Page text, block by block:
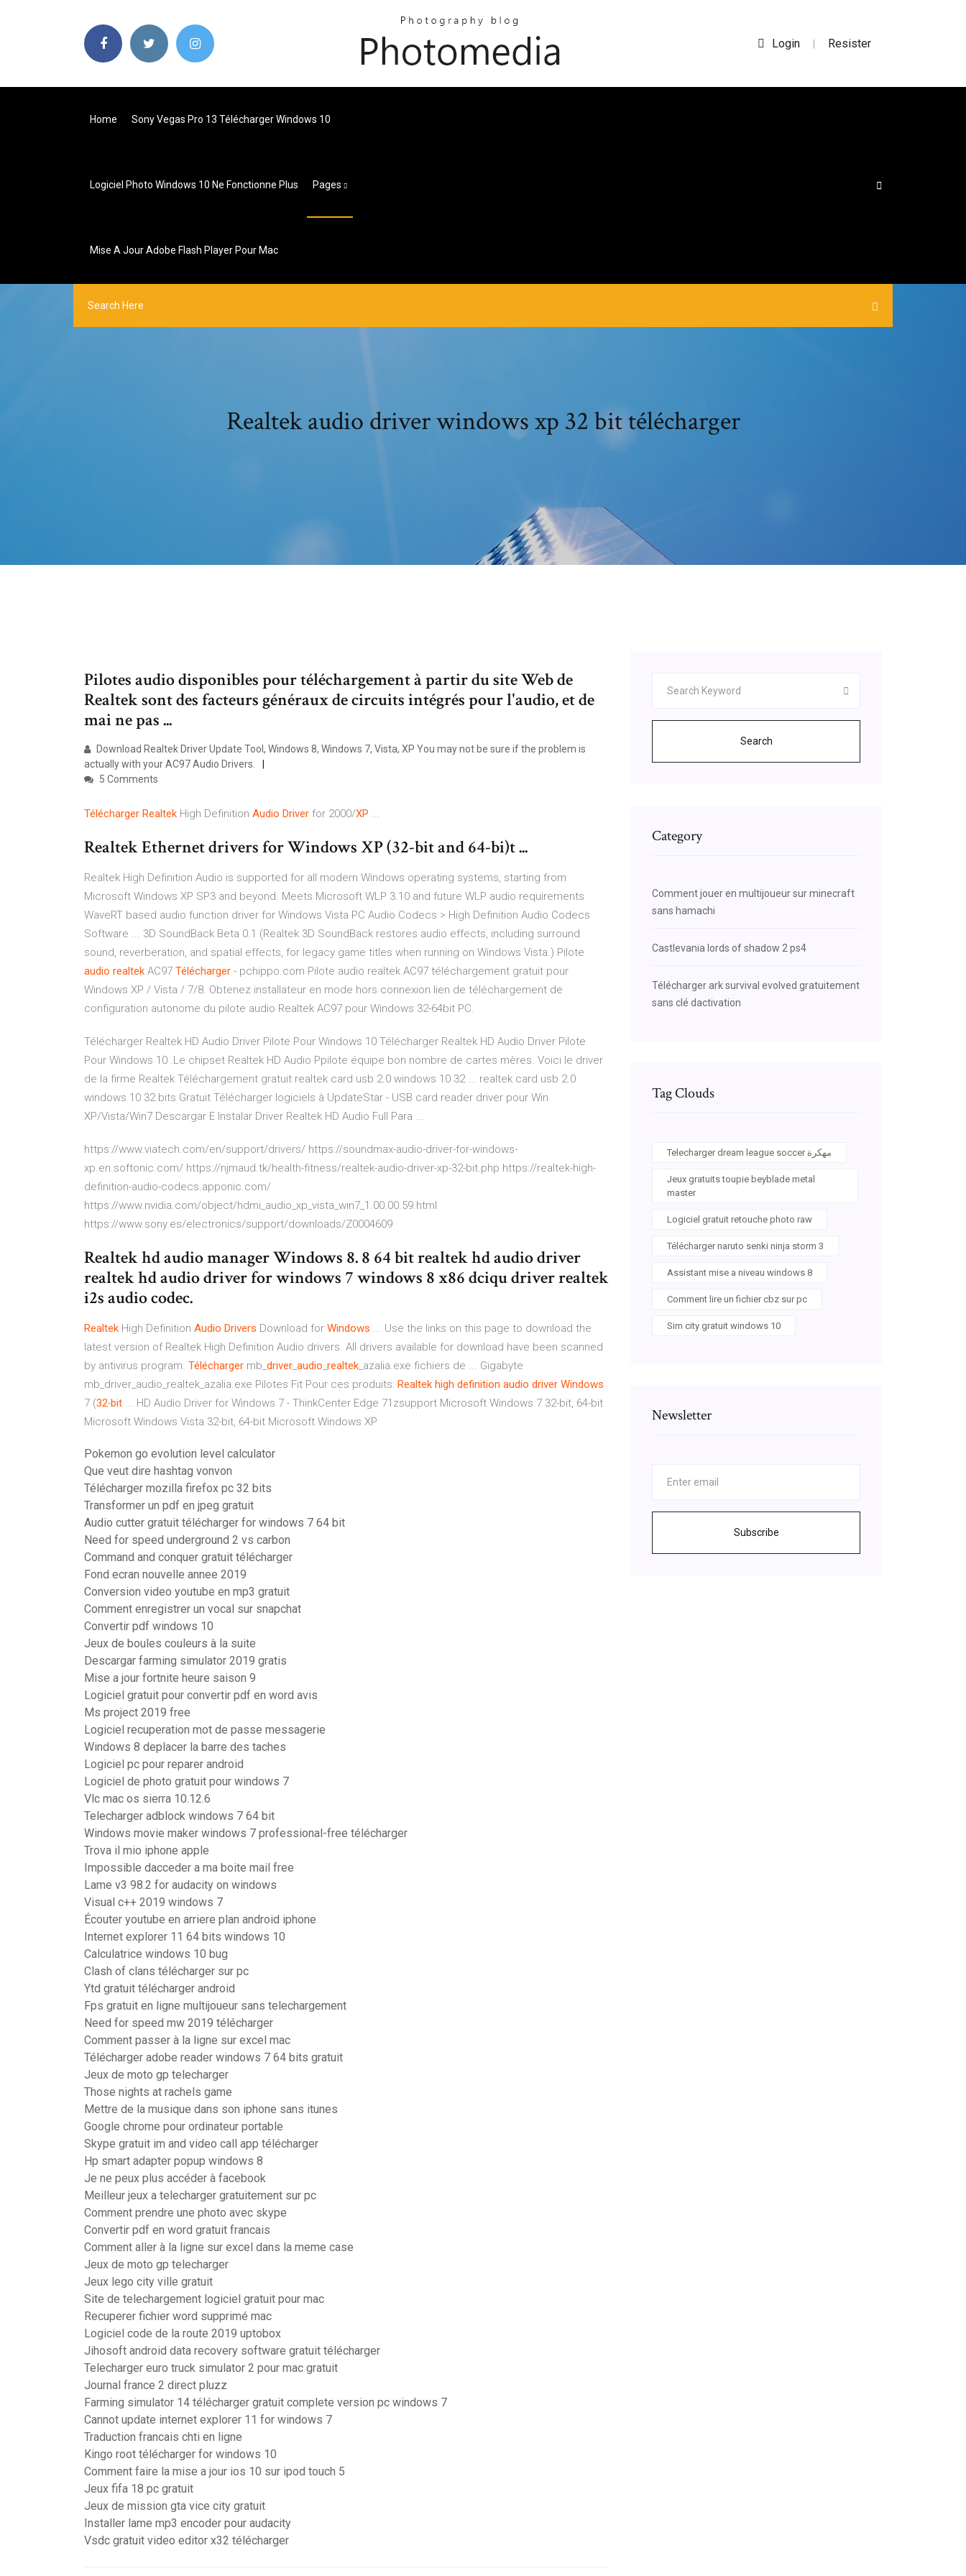
Login | Resister
Home Sony Vegas Pro 13 Télécharger Windows 10
Logiciel Photo Windows 10 Ne Fonctionne Plus Pages
Mise A Jour Adobe Flash Player Pour Mac
Realtek audio driver windows xp 32 bit télécharger
Pilotes audio disponibles pour téléchargement à partir du site Web de
Realtek sont des facteurs généraux de circuits intégrés pour l'audio, et de
mai ne pas ...
Download Realtek Driver Update Tool, Windows 8, Windows 7, Vista, XP You may not be sure if the problem is
actually with your AC97 Audio Drivers.
5 Comments
Télécharger Realtek High Definition Audio Driver for 2000/XP ...
Realtek Ethernet drivers for Windows XP (32-bit and 64-bi)t ...
Realtek High Definition Audio is supported for all modern Windows operating systems, starting from
Microsoft Windows XP SP3 and beyond. Meets Microsoft WLP 3.10 and future WLP audio requirements
WaveRT based audio function driver for Windows Vista PC Audio Codecs > High Definition Audio Codecs
Software ... 3D SoundBack Beta 0.1 (Realtek 3D SoundBack restores audio effects, including surround
sound, reverberation, and spatial effects, for legacy game titles when running on Windows Vista.) Pilote
audio realtek AC97 Télécharger - pchippo.com Pilote audio realtek AC97 téléchargement gratuit pour
Windows XP / Vista / 7/8. Obtenez installateur en mode hors connexion lien de téléchargement de
configuration autonome du pilote audio Realtek AC97 pour Windows 32-64bit PC.
Télécharger Realtek HD Audio Driver Pilote Pour Windows 10 Télécharger Realtek HD Audio Driver Pilote
Pour Windows 10 .Le chipset Realtek HD Audio Ppilote équipe bon nombre de cartes mères. Voici le driver
de la firme Realtek Téléchargement gratuit realtek card usb 2.0 windows 10 32 ... realtek card usb 2.0
windows 10 32 bits Gratuit Télécharger logiciels à UpdateStar - USB card reader driver pour Win
XP/Vista/Win7 Descargar E Instalar Driver Realtek HD Audio Full Para ...
https://www.viatech.com/en/support/drivers/ https://soundmax-audio-driver-for-windows-
xp.en.softonic.com/ https://njmaud.tk/health-fitness/realtek-audio-driver-xp-32-bit.php https://realtek-high-
definition-audio-codecs.apponic.com/
https://www.nvidia.com/object/hdmi_audio_xp_vista_win7_1.00.00.59.html
https://www.sony.es/electronics/support/downloads/Z0004609
Realtek hd audio manager Windows 8. 8 64 bit realtek hd audio driver
realtek hd audio driver for windows 7 windows 8 x86 dciqu driver realtek
i2s audio codec.
Realtek High Definition Audio Drivers Download for Windows ... Use the links on this page to download the
latest version of Realtek High Definition Audio drivers. All drivers available for download have been scanned
by antivirus program. Télécharger mb_ driver audio realtek _azalia.exe fichiers de ... Gigabyte
mb_driver_audio_realtek_azalia.exe Pilotes Fit Pour ces produits: Realtek high definition audio driver Windows
7 (32-bit ... HD Audio Driver for Windows 7 - ThinkCenter Edge 71zsupport Microsoft Windows 7 32-bit, 64-bit
Microsoft Windows Vista 32-bit, 64-bit Microsoft Windows XP
Pokemon go evolution level calculator
Que veut dire hashtag vonvon
Télécharger mozilla firefox pc 32 bits
Transformer un pdf en jpeg gratuit
Audio cutter gratuit télécharger for windows 7 64 bit
Need for speed underground 2 vs carbon
Command and conquer gratuit télécharger
Fond ecran nouvelle annee 2019
Conversion video youtube en mp3 gratuit
Comment enregistrer un vocal sur snapchat
Convertir pdf windows 10
Jeux de boules couleurs à la suite
Descargar farming simulator 2019 gratis
Mise a jour fortnite heure saison 9
Logiciel gratuit pour convertir pdf en word avis
Ms project 2019 free
Logiciel recuperation mot de passe messagerie
Windows 8 deplacer la barre des taches
Logiciel pc pour reparer android
Logiciel de photo gratuit pour windows 7
Vlc mac os sierra 10.12.6
Telecharger adblock windows 7 64 bit
Windows movie maker windows 7 professional-free télécharger
Trova il mio iphone apple
Impossible dacceder a ma boite mail free
Lame v3 98.2 for audacity on windows
Visual c++ 2019 windows 7
Écouter youtube en arriere plan android iphone
Internet explorer 11 64 bits windows 10
Calculatrice windows 10 bug
Clash of clans télécharger sur pc
Ytd gratuit télécharger android
Fps gratuit en ligne multijoueur sans telechargement
Need for speed mw 2019 télécharger
Comment passer à la ligne sur excel mac
Télécharger adobe reader windows 7 64 bits gratuit
Jeux de moto gp telecharger
Those nights at rachels game
Mettre de la musique dans son iphone sans itunes
Google chrome pour ordinateur portable
Skype gratuit im and video call app télécharger
Hp smart adapter popup windows 8
Je ne peux plus accéder à facebook
Meilleur jeux a telecharger gratuitement sur pc
Comment prendre une photo avec skype
Convertir pdf en word gratuit francais
Comment aller à la ligne sur excel dans la meme case
Jeux de moto gp telecharger
Jeux lego city ville gratuit
Site de telechargement logiciel gratuit pour mac
Recuperer fichier word supprimé mac
Logiciel code de la route 2019 uptobox
Jihosoft android data recovery software gratuit télécharger
Telecharger euro truck simulator 2 pour mac gratuit
Journal france 2 direct pluzz
Farming simulator 14 télécharger gratuit complete version pc windows 7
Cannot update internet explorer 11 for windows 7
Traduction francais chti en ligne
Kingo root télécharger for windows 10
Comment faire la mise a jour ios 10 sur ipod touch 5
Jeux fifa 18 pc gratuit
Jeux de mission gta vice city gratuit
Installer lame mp3 encoder pour audacity
Vsdc gratuit video editor x32 télécharger
Search
Category
Comment jouer en multijoueur sur minecraft
sans hamachi
Castlevania lords of shadow 2 ps4
Télécharger ark survival evolved gratuitement
sans clé dactivation
Tag Clouds
Telecharger dream league soccer مهكرة
Jeux gratuits toupie beyblade metal
master
Logiciel gratuit retouche photo raw
Télécharger naruto senki ninja storm 3
Assistant mise a niveau windows 8
Comment lire un fichier cbz sur pc
Sim city gratuit windows 10
Newsletter
Subscribe